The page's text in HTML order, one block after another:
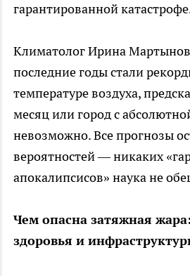
гарантированной
Климатолог Ирина
последние годы стали
температуре воздуха,
месяц или город с
невозможно. Все прогнозы
вероятностей — никаких
апокалипсисов» наука не
Чем опасна затяжная
здоровья и